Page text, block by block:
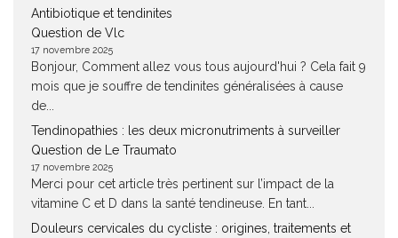
Antibiotique et tendinites
Question de Vlc
17 novembre 2025
Bonjour, Comment allez vous tous aujourd'hui ? Cela fait 9
mois que je souffre de tendinites généralisées à cause
de...
Tendinopathies : les deux micronutriments à surveiller
Question de Le Traumato
17 novembre 2025
Merci pour cet article très pertinent sur l’impact de la
vitamine C et D dans la santé tendineuse. En tant...
Douleurs cervicales du cycliste : origines, traitements et